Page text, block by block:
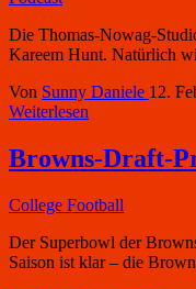
Die Thomas-Nowag-
Kareem Hunt. Natürlich
Von Sunny Daniele 12.
Weiterlesen
Browns-Draft-
College Football
Der Superbowl der
Saison ist klar – die